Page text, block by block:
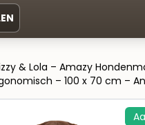
& Lola – Amazy
– 100 x 70 cm –